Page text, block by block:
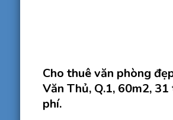
Cho thuê văn phòng
Văn Thủ, Q.1, 60m2,
phí.